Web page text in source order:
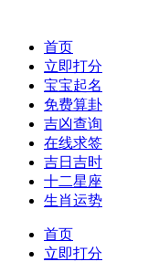
首页
立即打分
宝宝起名
免费算卦
吉凶查询
在线求签
吉日吉时
十二星座
生肖运势
首页
立即打分